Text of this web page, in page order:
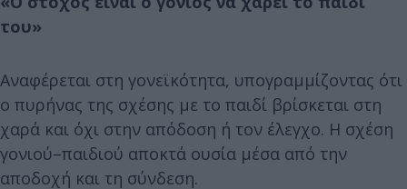
του»
Αναφέρεται στη γονεϊκότητα, υπογραμμίζοντας ότι
ο πυρήνας της σχέσης με το παιδί βρίσκεται στη
χαρά και όχι στην απόδοση ή τον έλεγχο. Η σχέση
γονιού–παιδιού αποκτά ουσία μέσα από την
αποδοχή και τη σύνδεση.